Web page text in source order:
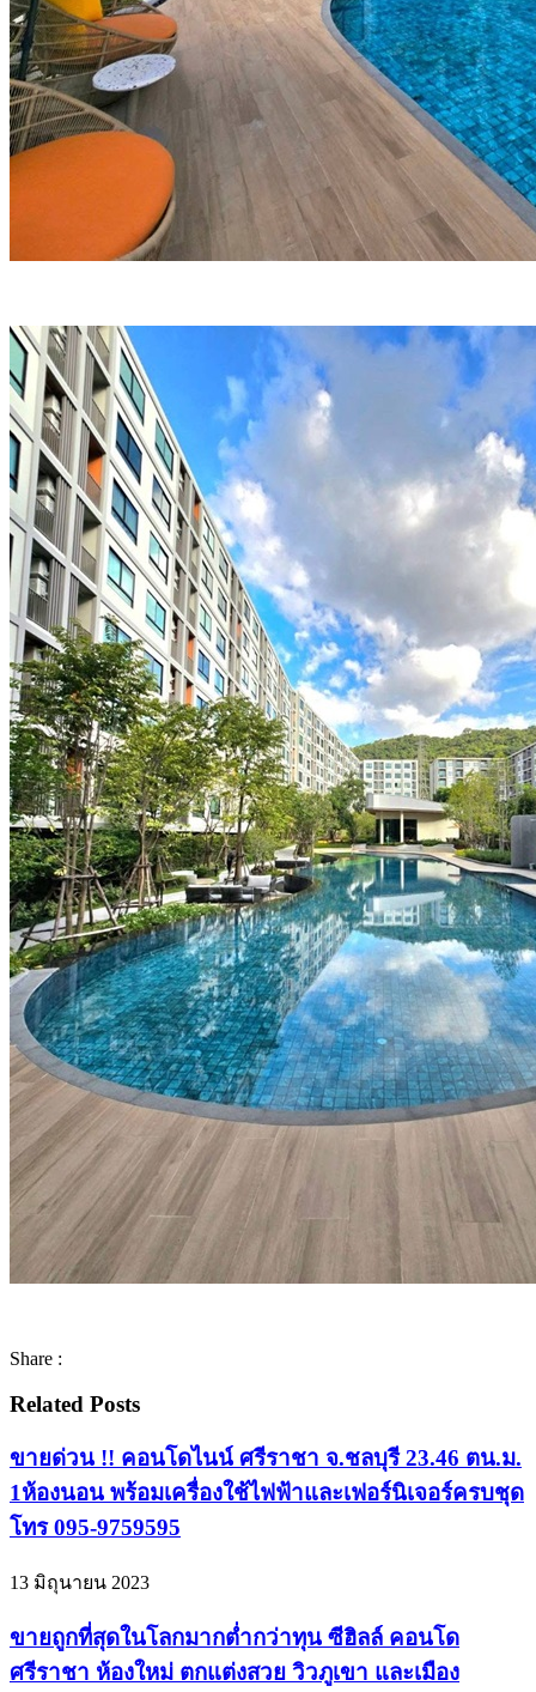
Share :
Related Posts
ขายด่วน !! คอนโดไนน์ ศรีราชา จ.ชลบุรี 23.46 ตน.ม.
1ห้องนอน พร้อมเครื่องใช้ไฟฟ้าและเฟอร์นิเจอร์ครบชุด
โทร 095-9759595
13 มิถุนายน 2023
ขายถูกที่สุดในโลกมากต่ำกว่าทุน ซีฮิลล์ คอนโด
ศรีราชา ห้องใหม่ ตกแต่งสวย วิวภูเขา และเมือง